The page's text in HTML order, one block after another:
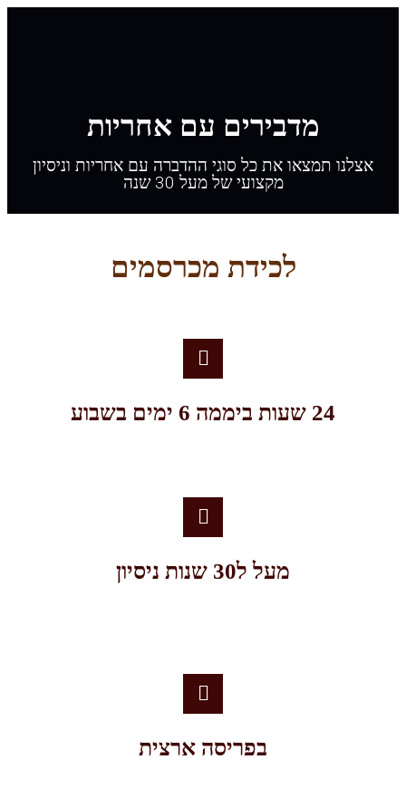
מדבירים עם אחריות
תמצאו את כל סוגי ההדברה עם אחריות וניסיון
מקצועי של מעל 30 שנה
לכידת מכרסמים
מעל ל30 שנות ניסיון
בפריסה ארצית